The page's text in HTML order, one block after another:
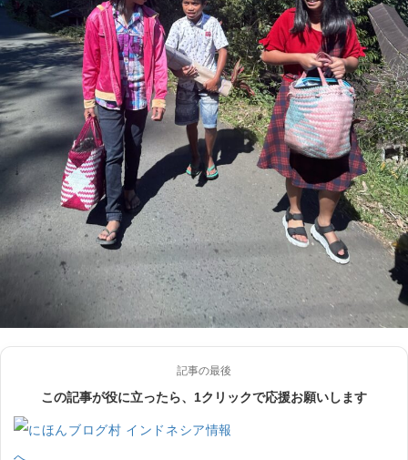
記事の最後
この記事が役に立ったら、1クリックで応援お願いします